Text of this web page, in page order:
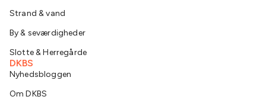
Strand & vand
By & seværdigheder
Slotte & Herregårde
DKBS
Nyhedsbloggen
Om DKBS